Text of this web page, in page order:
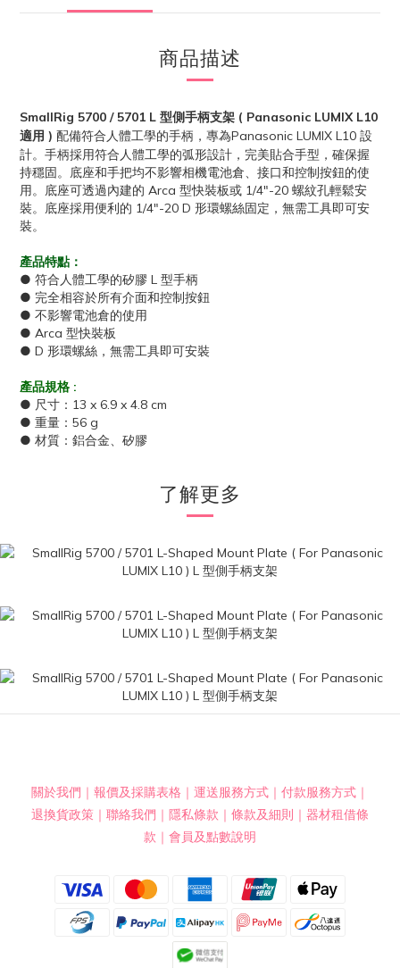
商品描述
SmallRig 5700 / 5701 L 型側手柄支架 ( Panasonic LUMIX L10
適用 ) 配備符合人體工學的手柄，專為Panasonic LUMIX L10 設
計。手柄採用符合人體工學的弧形設計，完美貼合手型，確保握
持穩固。底座和手把均不影響相機電池倉、接口和控制按鈕的使
用。底座可透過內建的 Arca 型快裝板或 1/4"-20 螺紋孔輕鬆安
裝。底座採用便利的 1/4"-20 D 形環螺絲固定，無需工具即可安
裝。
產品特點：
● 符合人體工學的矽膠 L 型手柄
● 完全相容於所有介面和控制按鈕
● 不影響電池倉的使用
● Arca 型快裝板
● D 形環螺絲，無需工具即可安裝
產品規格 :
● 尺寸：13 x 6.9 x 4.8 cm
● 重量：56 g
● 材質：鋁合金、矽膠
了解更多
關於我們 ｜ 報價及採購表格 ｜ 運送服務方式 ｜ 付款服務方式 ｜
退換貨政策 ｜ 聯絡我們 ｜ 隱私條款 ｜ 條款及細則 ｜ 器材租借條
款 ｜ 會員及點數說明